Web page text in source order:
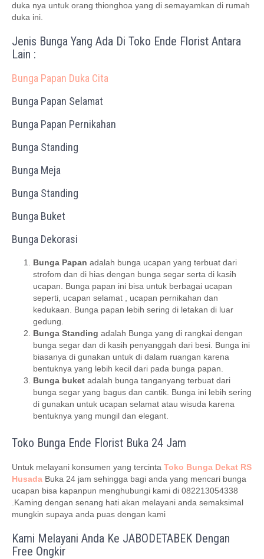
duka nya untuk orang thionghoa yang di semayamkan di rumah
duka ini.
Jenis Bunga Yang Ada Di Toko Ende Florist Antara
Lain :
Bunga Papan Duka Cita
Bunga Papan Selamat
Bunga Papan Pernikahan
Bunga Standing
Bunga Meja
Bunga Standing
Bunga Buket
Bunga Dekorasi
Bunga Papan adalah bunga ucapan yang terbuat dari
strofom dan di hias dengan bunga segar serta di kasih
ucapan. Bunga papan ini bisa untuk berbagai ucapan
seperti, ucapan selamat , ucapan pernikahan dan
kedukaan. Bunga papan lebih sering di letakan di luar
gedung.
Bunga Standing adalah Bunga yang di rangkai dengan
bunga segar dan di kasih penyanggah dari besi. Bunga ini
biasanya di gunakan untuk di dalam ruangan karena
bentuknya yang lebih kecil dari pada bunga papan.
Bunga buket adalah bunga tanganyang terbuat dari
bunga segar yang bagus dan cantik. Bunga ini lebih sering
di gunakan untuk ucapan selamat atau wisuda karena
bentuknya yang mungil dan elegant.
Toko Bunga Ende Florist Buka 24 Jam
Untuk melayani konsumen yang tercinta Toko Bunga Dekat RS
Husada Buka 24 jam sehingga bagi anda yang mencari bunga
ucapan bisa kapanpun menghubungi kami di 082213054338
.Kaming dengan senang hati akan melayani anda semaksimal
mungkin supaya anda puas dengan kami
Kami Melayani Anda Ke JABODETABEK Dengan
Free Ongkir